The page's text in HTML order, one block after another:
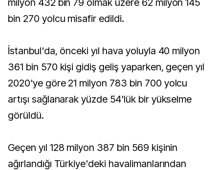
milyon 432 bin 79 olmak üzere 62 milyon 145
bin 270 yolcu misafir edildi.
İstanbul'da, önceki yıl hava yoluyla 40 milyon
361 bin 570 kişi gidiş geliş yaparken, geçen yıl
2020'ye göre 21 milyon 783 bin 700 yolcu
artışı sağlanarak yüzde 54'lük bir yükselme
görüldü.
Geçen yıl 128 milyon 387 bin 569 kişinin
ağırlandığı Türkiye'deki havalimanlarından